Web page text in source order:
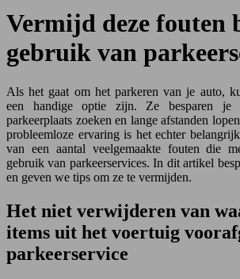
Vermijd deze fouten
gebruik van
Als het gaat om het parkeren van je auto,
een handige optie zijn. Ze besparen je
parkeerplaats zoeken en lange afstanden
probleemloze ervaring is het echter
van een aantal veelgemaakte fouten die
gebruik van parkeerservices. In dit artikel
en geven we tips om ze te vermijden.
Het niet verwijderen van
items uit het voertuig
parkeerservice